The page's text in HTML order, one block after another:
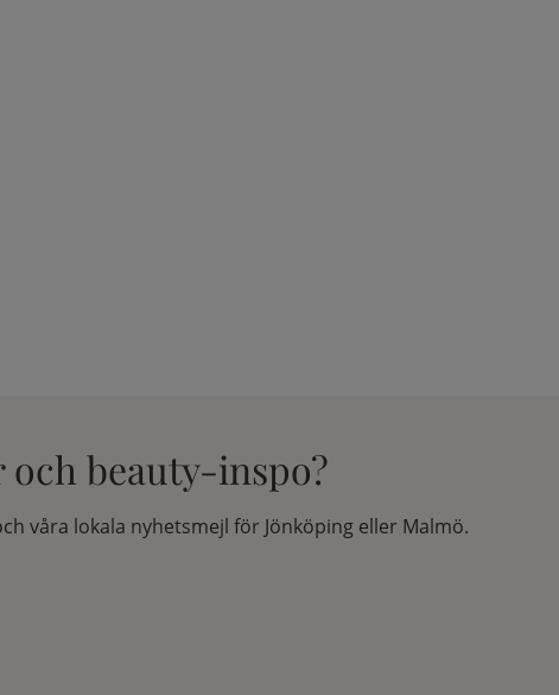
beauty-inspo?
våra lokala nyhetsmejl för Jönköping eller Malmö.